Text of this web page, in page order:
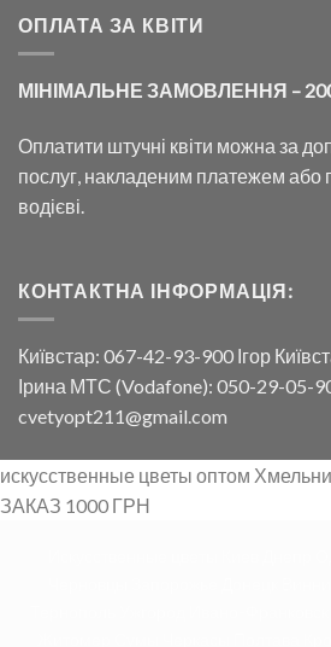
ОПЛАТА ЗА КВІТИ
МІНІМАЛЬНЕ ЗАМОВЛЕННЯ –
Оплатити штучні квіти можна за
послуг, накладеним платежем або
водієві.
КОНТАКТНА ІНФОРМАЦІЯ:
Київстар: 067-42-93-900 Ігор
Ірина МТС (Vodafone): 050-29-05-
cvetyopt211@gmail.com
искусственные цветы оптом
ЗАКАЗ 1000 ГРН